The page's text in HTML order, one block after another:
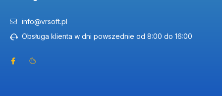
info@vrsoft.pl
Obsługa klienta w dni powszednie od 8:00 do 16:00